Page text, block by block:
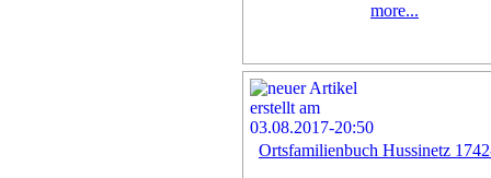
more...
Ortsfamilienbuch Hussinetz